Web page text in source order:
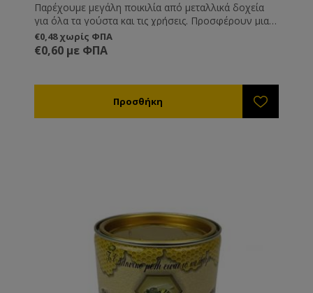
Παρέχουμε μεγάλη ποικιλία από μεταλλικά δοχεία
για όλα τα γούστα και τις χρήσεις. Προσφέρουν μια
διαφορετική και καλόγουστη παρουσίαση του
προϊόντος σας και είναι ιδανική λύση όταν θέλετε να
μεταφέρετε ή να στείλετε το μέλι, καθώς δεν
€0,48 χωρίς ΦΠΑ
€0,60 με ΦΠΑ